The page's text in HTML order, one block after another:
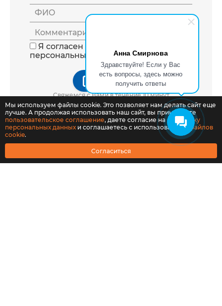
Анна Смирнова
Здравствуйте! Если у Вас
есть вопросы, здесь можно
получить ответы
ФИО
Комментарий
Я согласен на обработку
персональных данных
Отправить
Свяжемся с Вами в течение 10 минут
Мы используем файлы cookie. Это позволяет нам делать сайт еще
лучше. А продолжая использовать наш сайт, вы принимаете
пользовательское соглашение, даете согласие на обработку
персональных данных и соглашаетесь с использованием
файлов
cookie.
Согласиться